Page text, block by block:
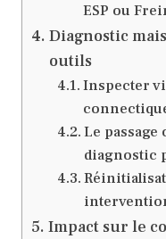
ESP ou
Diagnostic
outils
Inspecter
Le passage
diagnostic
Impact sur le